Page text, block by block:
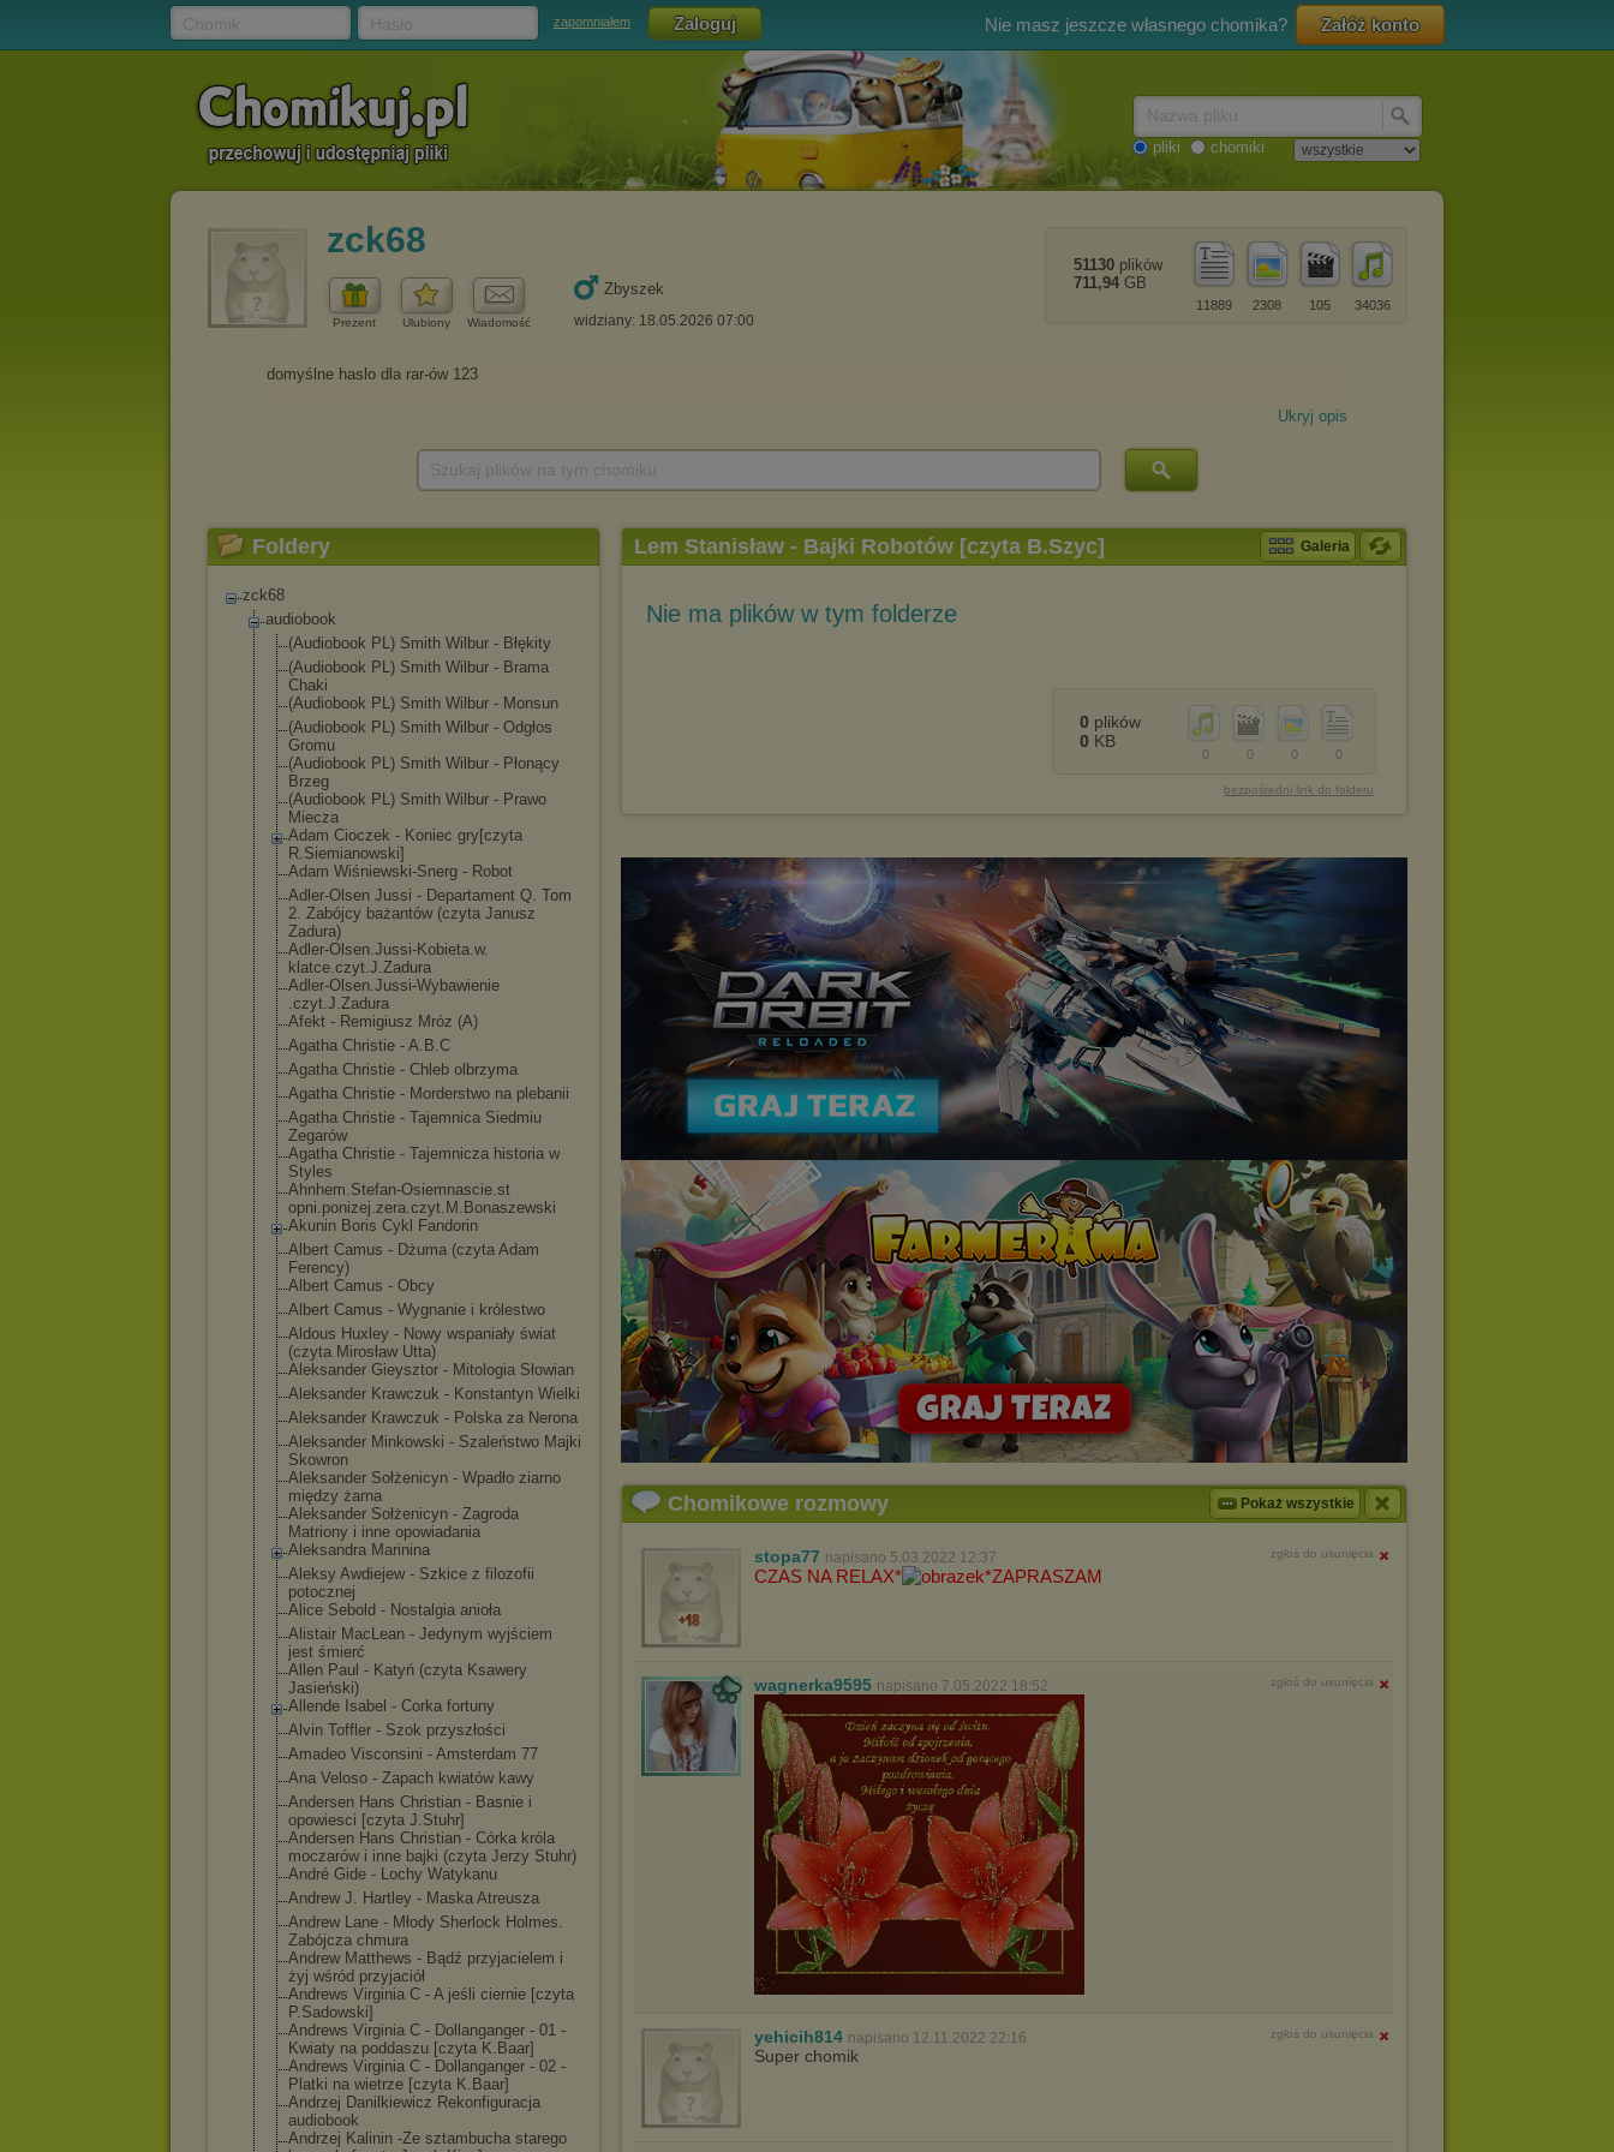
zapomniałem Nie masz jeszcze własnego chomika? Załóż konto
pliki chomiki
zck68
Prezent Ulubiony Wiadomość
Zbyszek
widziany: 18.05.2026 07:00
34036
105
2308
11889
51130 plików
711,94 GB
Ukryj opis
Foldery
zck68
audiobook
(Audiobook PL) Smith Wilbur - Błękity
(Audiobook PL) Smith Wilbur - Brama
Chaki
(Audiobook PL) Smith Wilbur - Monsun
(Audiobook PL) Smith Wilbur - Odgłos
Gromu
(Audiobook PL) Smith Wilbur - Płonący
Brzeg
(Audiobook PL) Smith Wilbur - Prawo
Miecza
Adam Cioczek - Koniec gry[czyta
R.Siemianowski]
Adam Wiśniewski-Snerg - Robot
Adler-Olsen Jussi - Departament Q. Tom
2. Zabójcy bażantów (czyta Janusz
Zadura)
Adler-Olsen.Jussi-Kobieta.w.
klatce.czyt.J.Zadura
Adler-Olsen.Jussi-Wybawienie
.czyt.J.Zadura
Afekt - Remigiusz Mróz (A)
Agatha Christie - A.B.C
Agatha Christie - Chleb olbrzyma
Agatha Christie - Morderstwo na plebanii
Agatha Christie - Tajemnica Siedmiu
Zegarów
Agatha Christie - Tajemnicza historia w
Styles
Ahnhem.Stefan-Osiemnascie.st
opni.ponizej.zera.czyt.M.Bonaszewski
Akunin Boris Cykl Fandorin
Albert Camus - Dżuma (czyta Adam
Ferency)
Albert Camus - Obcy
Albert Camus - Wygnanie i królestwo
Aldous Huxley - Nowy wspaniały świat
(czyta Mirosław Utta)
Aleksander Gieysztor - Mitologia Słowian
Aleksander Krawczuk - Konstantyn Wielki
Aleksander Krawczuk - Polska za Nerona
Aleksander Minkowski - Szaleństwo Majki
Skowron
Aleksander Sołżenicyn - Wpadło ziarno
między żarna
Aleksander Sołżenicyn - Zagroda
Matriony i inne opowiadania
Aleksandra Marinina
Aleksy Awdiejew - Szkice z filozofii
potocznej
Alice Sebold - Nostalgia anioła
Alistair MacLean - Jedynym wyjściem
jest śmierć
Allen Paul - Katyń (czyta Ksawery
Jasieński)
Allende Isabel - Corka fortuny
Alvin Toffler - Szok przyszłości
Amadeo Visconsini - Amsterdam 77
Ana Veloso - Zapach kwiatów kawy
Andersen Hans Christian - Basnie i
opowiesci [czyta J.Stuhr]
Andersen Hans Christian - Córka króla
moczarów i inne bajki (czyta Jerzy Stuhr)
André Gide - Lochy Watykanu
Andrew J. Hartley - Maska Atreusza
Andrew Lane - Młody Sherlock Holmes.
Zabójcza chmura
Andrew Matthews - Bądź przyjacielem i
żyj wśród przyjaciół
Andrews Virginia C - A jeśli ciernie [czyta
P.Sadowski]
Andrews Virginia C - Dollanganger - 01 -
Kwiaty na poddaszu [czyta K.Baar]
Andrews Virginia C - Dollanganger - 02 -
Platki na wietrze [czyta K.Baar]
Andrzej Danilkiewicz Rekonfiguracja
audiobook
Andrzej Kalinin -Ze sztambucha starego
Lem Stanisław - Bajki Robotów [czyta B.Szyc] Galeria
Nie ma plików w tym folderze
0
0
0
0
0 plików
0 KB
bezpośredni link do folderu
Chomikowe rozmowy Pokaż wszystkie
stopa77 napisano 5.03.2022 12:37 zgłoś do usunięcia
CZAS NA RELAX* *ZAPRASZAM
wagnerka9595 napisano 7.05.2022 18:52 zgłoś do usunięcia
yehicih814 napisano 12.11.2022 22:16 zgłoś do usunięcia
Super chomik